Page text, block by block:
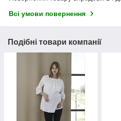
Всі умови повернення
Подібні товари компанії